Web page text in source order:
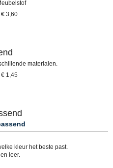
€ 3,60
materialen.
€ 1,45
kleur het beste past.
leer.